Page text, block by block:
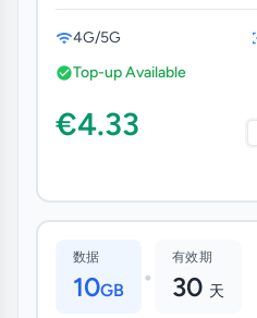
4G/5G
Top-up Available
€4.33
数据
10GB •
有效期
30 天